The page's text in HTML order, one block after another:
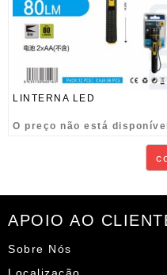
LINTERNA LED
O preço não está disponível
APOIO AO
Sobre Nós